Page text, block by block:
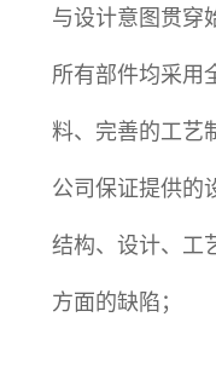
与设计意图贯穿
所有部件均采用
料、完善的工艺
公司保证提供的
结构、设计、工
方面的缺陷；